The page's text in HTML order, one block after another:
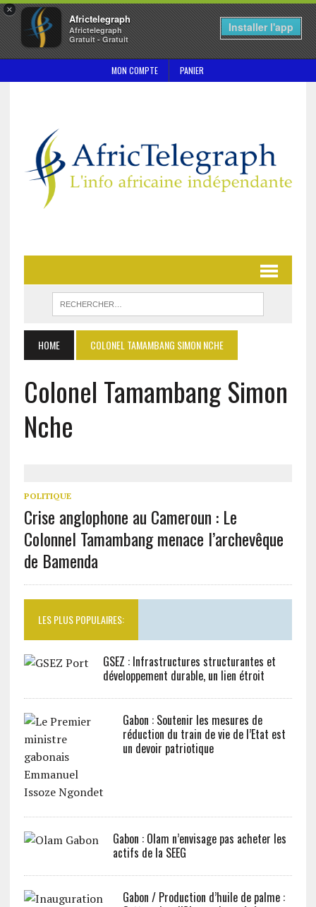
×
Africtelegraph
Africtelegraph
Gratuit - Gratuit
Installer l'app
MON COMPTE PANIER
HOME COLONEL TAMAMBANG SIMON NCHE
Colonel Tamambang Simon
Nche
POLITIQUE
Crise anglophone au Cameroun : Le
Colonnel Tamambang menace l’archevêque
de Bamenda
LES PLUS POPULAIRES:
GSEZ : Infrastructures structurantes et
développement durable, un lien étroit
Gabon : Soutenir les mesures de
réduction du train de vie de l’Etat est
un devoir patriotique
Gabon : Olam n’envisage pas acheter les
actifs de la SEEG
Gabon / Production d’huile de palme :